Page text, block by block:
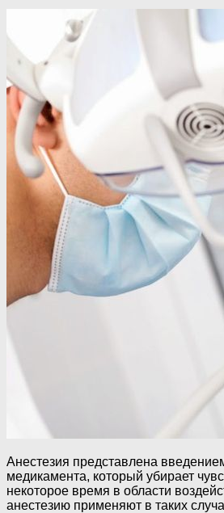
Анестезия представлена
медикамента, который убирает
некоторое время в области
анестезию применяют в таких